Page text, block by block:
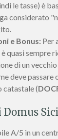
le tasse) è
considerato
e Bonus: Per
quasi sempre
di un
deve
catastale (
Domus
A/5 in un